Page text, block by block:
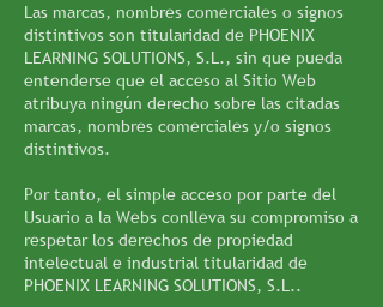
Las marcas, nombres comerciales o signos
distintivos son titularidad de PHOENIX
LEARNING SOLUTIONS, S.L., sin que pueda
entenderse que el acceso al Sitio Web
atribuya ningún derecho sobre las citadas
marcas, nombres comerciales y/o signos
distintivos.
Por tanto, el simple acceso por parte del
Usuario a la Webs conlleva su compromiso a
respetar los derechos de propiedad
intelectual e industrial titularidad de
PHOENIX LEARNING SOLUTIONS, S.L..